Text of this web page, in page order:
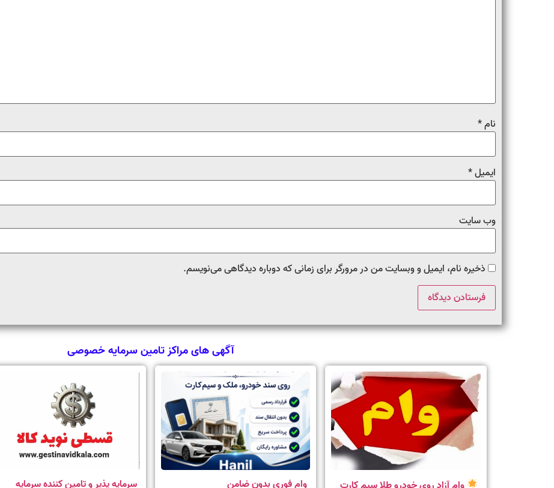
نام*
ایمیل*
وب‌ سایت
ذخیره نام، ایمیل و وبسایت من در مرورگر برای زمانی که دوباره دیدگاهی می‌نویسم.
آگهی های مراکز تامین سرمایه خصوصی
وام فوری بدون ضامن سرمایه پذیر و تامین کننده سرمایه